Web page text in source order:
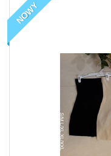
NOWY